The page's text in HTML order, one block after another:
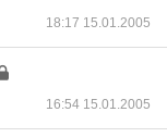
18:17 15.01.2005
16:54 15.01.2005